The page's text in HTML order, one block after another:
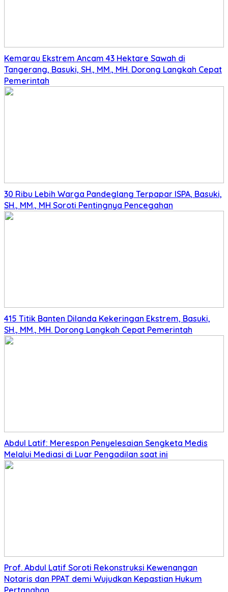
Kemarau Ekstrem Ancam 43 Hektare Sawah di
Tangerang, Basuki, SH., MM., MH. Dorong Langkah Cepat
Pemerintah
30 Ribu Lebih Warga Pandeglang Terpapar ISPA, Basuki,
SH., MM., MH Soroti Pentingnya Pencegahan
415 Titik Banten Dilanda Kekeringan Ekstrem, Basuki,
SH., MM., MH. Dorong Langkah Cepat Pemerintah
Abdul Latif: Merespon Penyelesaian Sengketa Medis
Melalui Mediasi di Luar Pengadilan saat ini
Prof. Abdul Latif Soroti Rekonstruksi Kewenangan
Notaris dan PPAT demi Wujudkan Kepastian Hukum
Pertanahan